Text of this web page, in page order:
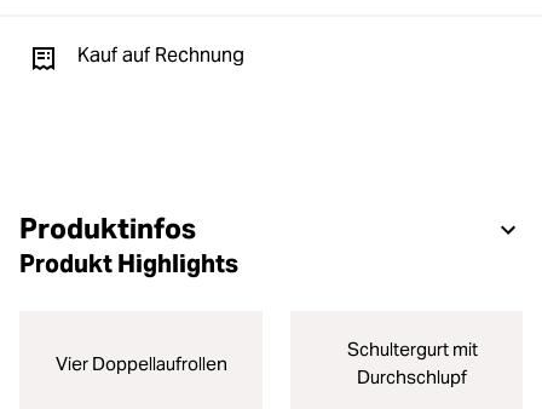
Kauf auf Rechnung
Produktinfos
Produkt Highlights
Vier Doppellaufrollen
Schultergurt mit
Durchschlupf